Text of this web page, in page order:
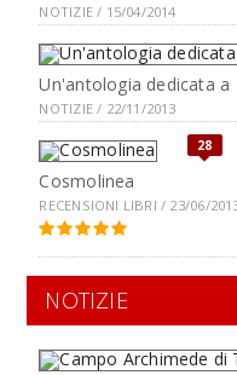
NOTIZIE / 15/04/2014
Un'antologia dedicata a
NOTIZIE / 22/11/2013
28
Cosmolinea
RECENSIONI LIBRI / 23/06/
NOTIZIE